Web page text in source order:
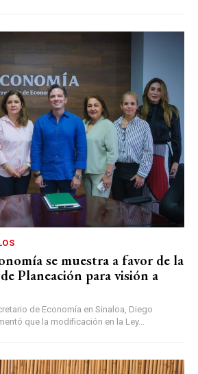
se muestra a favor de la
Planeación para visión a
de Economía en Sinaloa, Diego
que la modificación en la Ley...